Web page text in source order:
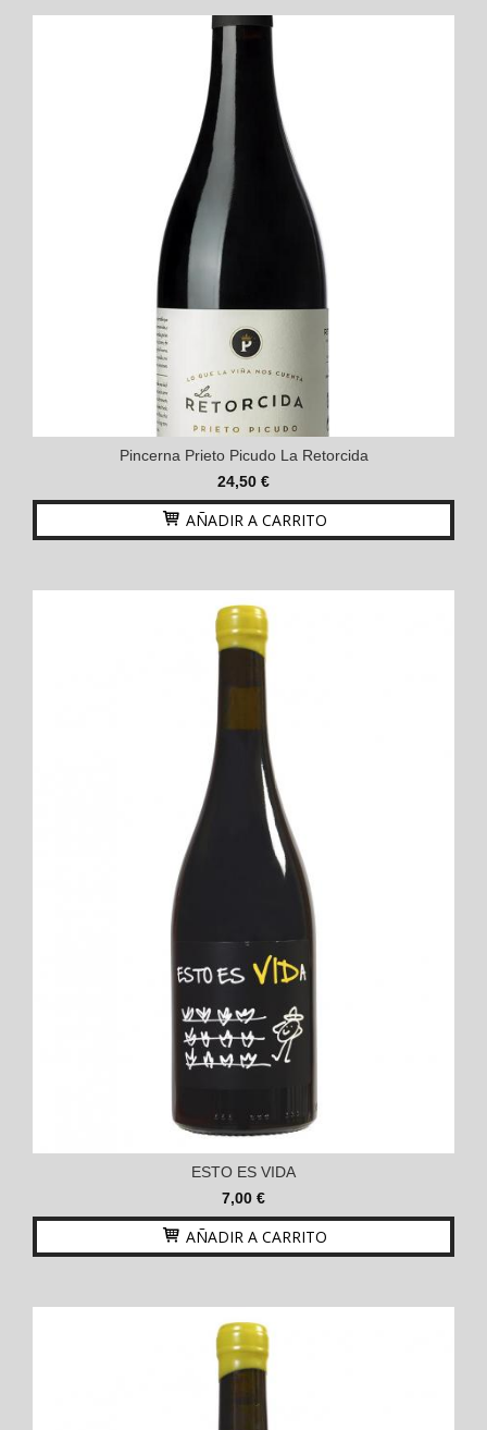
Pincerna Prieto Picudo La Retorcida
24,50 €
AÑADIR A CARRITO
ESTO ES VIDA
7,00 €
AÑADIR A CARRITO